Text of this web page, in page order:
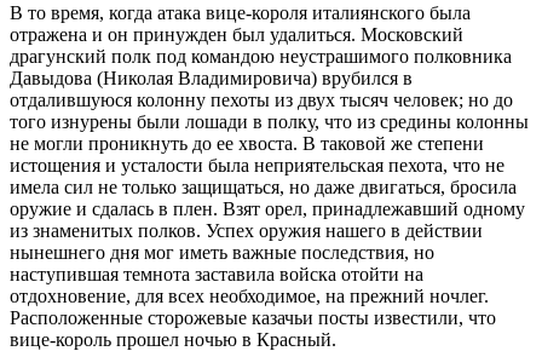
В то время, когда атака вице-короля италиянского была
отражена и он принужден был удалиться. Московский
драгунский полк под командою неустрашимого полковника
Давыдова (Николая Владимировича) врубился в
отдалившуюся колонну пехоты из двух тысяч человек; но до
того изнурены были лошади в полку, что из средины колонны
не могли проникнуть до ее хвоста. В таковой же степени
истощения и усталости была неприятельская пехота, что не
имела сил не только защищаться, но даже двигаться, бросила
оружие и сдалась в плен. Взят орел, принадлежавший одному
из знаменитых полков. Успех оружия нашего в действии
нынешнего дня мог иметь важные последствия, но
наступившая темнота заставила войска отойти на
отдохновение, для всех необходимое, на прежний ночлег.
Расположенные сторожевые казачьи посты известили, что
вице-король прошел ночью в Красный.